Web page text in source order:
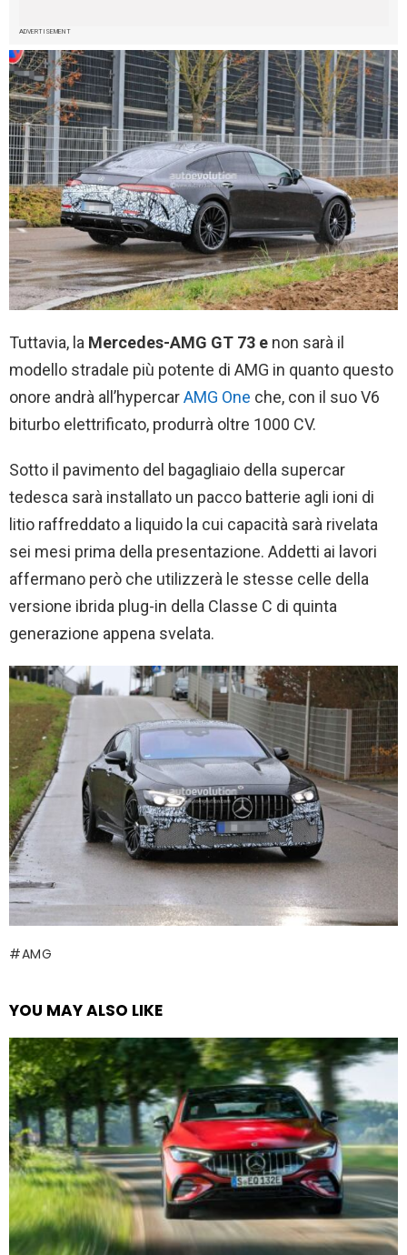
ADVERTISEMENT
Tuttavia, la Mercedes-AMG GT 73 e non sarà il
modello stradale più potente di AMG in quanto questo
onore andrà all’hypercarAMG One che, con il suo V6
biturbo elettrificato, produrrà oltre 1000 CV.
Sotto il pavimento del bagagliaio della supercar
tedesca sarà installato un pacco batterie agli ioni di
litio raffreddato a liquido la cui capacità sarà rivelata
sei mesi prima della presentazione. Addetti ai lavori
affermano però che utilizzerà le stesse celle della
versione ibrida plug-in della Classe C di quinta
generazione appena svelata.
AMG
YOU MAY ALSO LIKE